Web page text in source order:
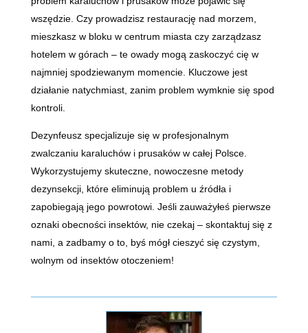
wszędzie. Czy prowadzisz restaurację nad morzem,
mieszkasz w bloku w centrum miasta czy zarządzasz
hotelem w górach – te owady mogą zaskoczyć cię w
najmniej spodziewanym momencie. Kluczowe jest
działanie natychmiast, zanim problem wymknie się spod
kontroli.
Dezynfeusz specjalizuje się w profesjonalnym
zwalczaniu karaluchów i prusaków w całej Polsce.
Wykorzystujemy skuteczne, nowoczesne metody
dezynsekcji, które eliminują problem u źródła i
zapobiegają jego powrotowi. Jeśli zauważyłeś pierwsze
oznaki obecności insektów, nie czekaj – skontaktuj się z
nami, a zadbamy o to, byś mógł cieszyć się czystym,
wolnym od insektów otoczeniem!